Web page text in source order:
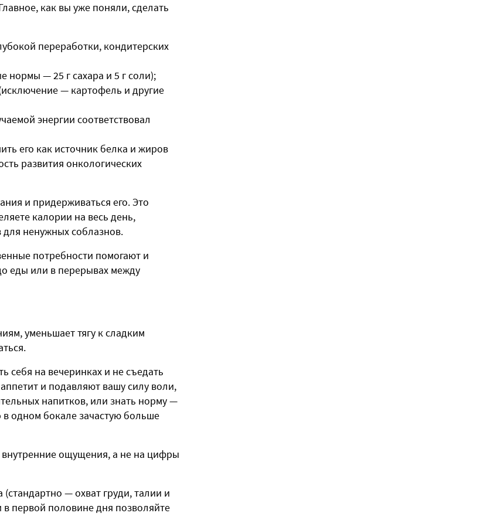
как вы уже поняли, сделать
переработки, кондитерских
нормы — 25 г сахара и 5 г соли);
— картофель и другие
энергии соответствовал
его как источник белка и жиров
развития онкологических
и придерживаться его. Это
калории на весь день,
для ненужных соблазнов.
потребности помогают и
еды или в перерывах между
уменьшает тягу к сладким
себя на вечеринках и не съедать
и подавляют вашу силу воли,
напитков, или знать норму —
одном бокале зачастую больше
внутренние ощущения, а не на цифры
— охват груди, талии и
в первой половине дня позволяйте